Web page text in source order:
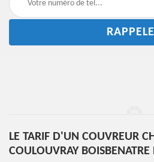
LE TARIF D'UN COUVREUR
COULOUVRAY BOISBENATRE